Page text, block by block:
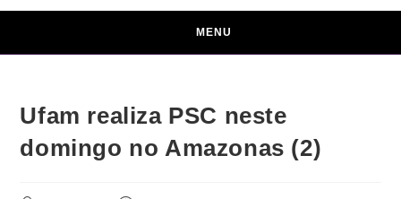
MENU
Ufam realiza PSC neste
domingo no Amazonas (2)